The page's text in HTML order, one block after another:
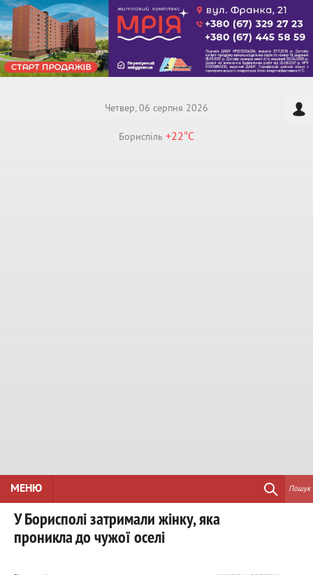
Четвер, 06 серпня 2026
Бориспiль +22°C
МЕНЮ Пошук
У Борисполі затримали жінку, яка
проникла до чужої оселі